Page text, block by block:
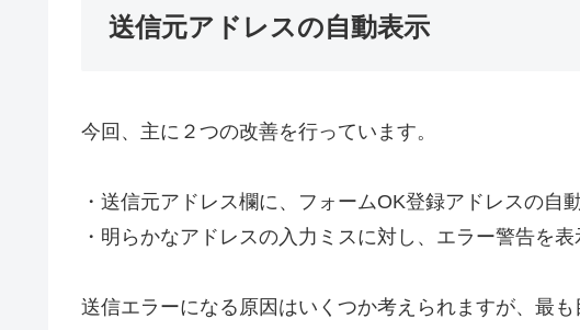
送信元アドレスの自動表示
今回、主に２つの改善を行っています。
・送信元アドレス欄に、フォームOK登録アドレスの自
・明らかなアドレスの入力ミスに対し、エラー警告を
送信エラーになる原因はいくつか考えられますが、最